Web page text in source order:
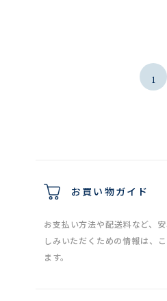
1
お買い物ガイド
お支払い方法や配送料など、
しみいただくための情報は、
ます。